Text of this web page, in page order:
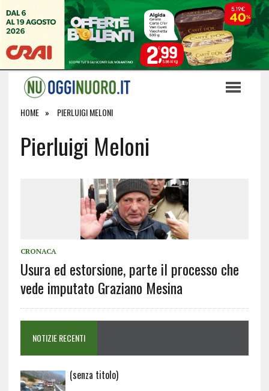
HOME PIERLUIGI MELONI
Pierluigi Meloni
CRONACA
Usura ed estorsione, parte il processo che
vede imputato Graziano Mesina
NOTIZIE RECENTI
(senza titolo)Articolo